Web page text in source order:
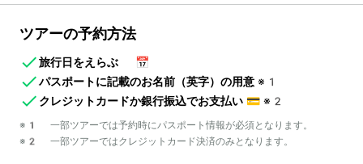
ツアーの予約方法
旅行日をえらぶ
📅
パスポートに記載のお名前（英字）の用意 ※1
クレジットカードか銀行振込でお支払い 💳 ※2
※1 一部ツアーでは予約時にパスポート情報が必須となります。
※2 一部ツアーではクレジットカード決済のみとなります。